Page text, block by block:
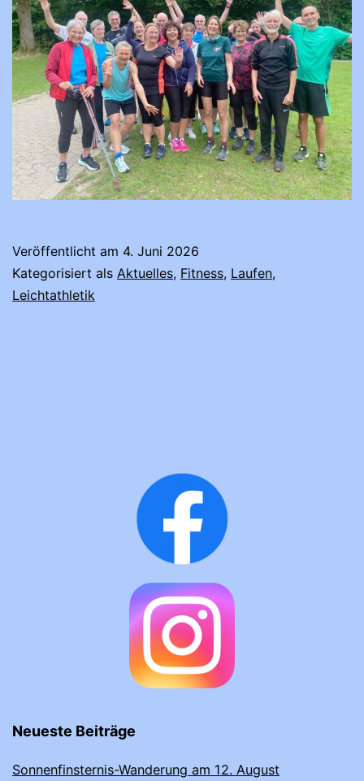
Veröffentlicht am 4. Juni 2026
Kategorisiert als Aktuelles, Fitness, Laufen,
Leichtathletik
Neueste Beiträge
Sonnenfinsternis-Wanderung am 12. August